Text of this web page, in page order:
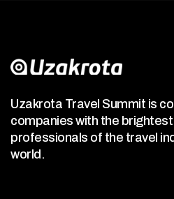
Uzakrota Travel Summit is
companies with the
professionals of the travel
world.